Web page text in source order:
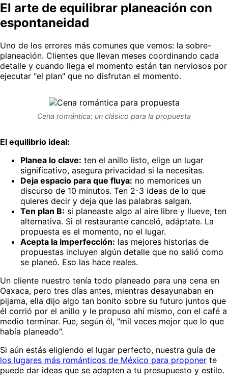
El arte de equilibrar planeación con
espontaneidad
Uno de los errores más comunes que vemos: la sobre-
planeación. Clientes que llevan meses coordinando cada
detalle y cuando llega el momento están tan nerviosos por
ejecutar "el plan" que no disfrutan el momento.
Cena romántica: un clásico para la propuesta
El equilibrio ideal:
Planea lo clave: ten el anillo listo, elige un lugar
significativo, asegura privacidad si la necesitas.
Deja espacio para que fluya: no memorices un
discurso de 10 minutos. Ten 2-3 ideas de lo que
quieres decir y deja que las palabras salgan.
Ten plan B: si planeaste algo al aire libre y llueve, ten
alternativa. Si el restaurante canceló, adáptate. La
propuesta es el momento, no el lugar.
Acepta la imperfección: las mejores historias de
propuestas incluyen algún detalle que no salió como
se planeó. Eso las hace reales.
Un cliente nuestro tenía todo planeado para una cena en
Oaxaca, pero tres días antes, mientras desayunaban en
pijama, ella dijo algo tan bonito sobre su futuro juntos que
él corrió por el anillo y le propuso ahí mismo, con el café a
medio terminar. Fue, según él, "mil veces mejor que lo que
había planeado".
Si aún estás eligiendo el lugar perfecto, nuestra guía de
los lugares más románticos de México para proponer te
puede dar ideas que se adapten a tu presupuesto y estilo.